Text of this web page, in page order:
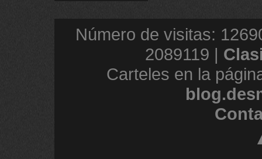
Número de visitas:
2089119 |
Carteles en la